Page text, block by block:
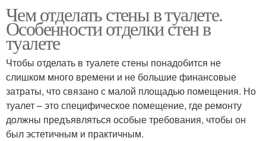
Чем отделать стены в туалете.
Особенности отделки стен в
туалете
Чтобы отделать в туалете стены понадобится не
слишком много времени и не большие финансовые
затраты, что связано с малой площадью помещения. Но
туалет – это специфическое помещение, где ремонту
должны предъявляться особые требования, чтобы он
был эстетичным и практичным.